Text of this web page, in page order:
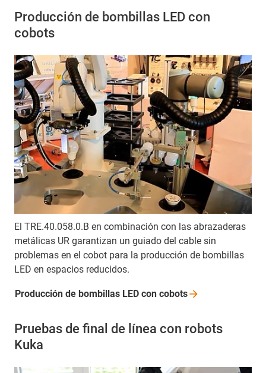
Producción de bombillas LED con
cobots
El TRE.40.058.0.B en combinación con las abrazaderas
metálicas UR garantizan un guiado del cable sin
problemas en el cobot para la producción de bombillas
LED en espacios reducidos.
Producción de bombillas LED con cobots
Pruebas de final de línea con robots
Kuka